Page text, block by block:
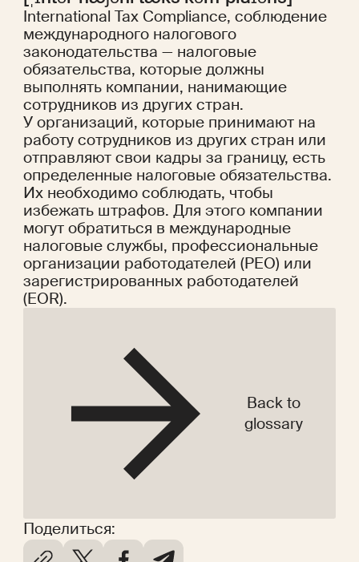
Поделиться:
International Tax Compliance, соблюдение
международного налогового
законодательства — налоговые
обязательства, которые должны
выполнять компании, нанимающие
сотрудников из других стран.
У организаций, которые принимают на
работу сотрудников из других стран или
отправляют свои кадры за границу, есть
определенные налоговые обязательства.
Их необходимо соблюдать, чтобы
избежать штрафов. Для этого компании
могут обратиться в международные
налоговые службы, профессиональные
организации работодателей (PEO) или
зарегистрированных работодателей
(EOR).
Back to
glossary